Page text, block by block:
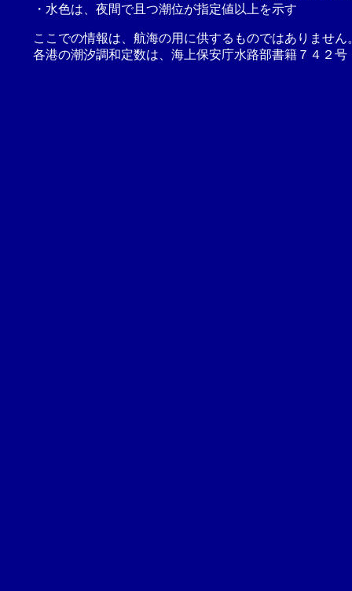
・水色は、夜間で且つ潮位が指定値以上を示す
ここでの情報は、航海の用に供するものではありませ
各港の潮汐調和定数は、海上保安庁水路部書籍７４２